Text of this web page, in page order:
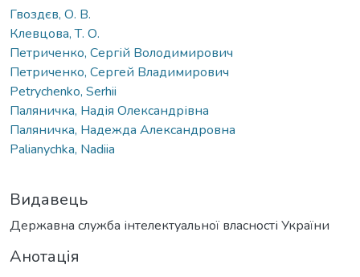
Гвоздєв, О. В.
Клевцова, Т. О.
Петриченко, Сергій Володимирович
Петриченко, Сергей Владимирович
Petrychenko, Serhii
Паляничка, Надія Олександрівна
Паляничка, Надежда Александровна
Palianychka, Nadiia
Видавець
Державна служба інтелектуальної власності України
Анотація